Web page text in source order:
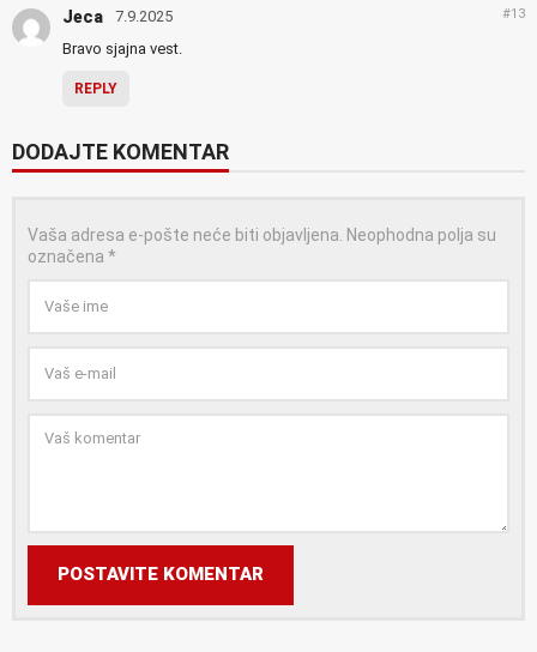
Jeca 7.9.2025 #13
Bravo sjajna vest.
REPLY
DODAJTE KOMENTAR
Vaša adresa e-pošte neće biti objavljena. Neophodna polja su
označena *
POSTAVITE KOMENTAR